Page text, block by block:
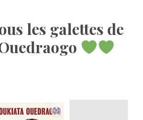
les galettes de